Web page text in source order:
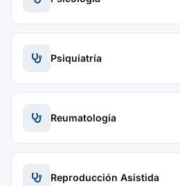
Psiquiatría
Reumatología
Reproducción Asistida